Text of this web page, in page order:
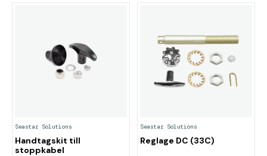
Seastar Solutions
Handtagskit till
stoppkabel
Seastar Solutions
Reglage DC (33C)